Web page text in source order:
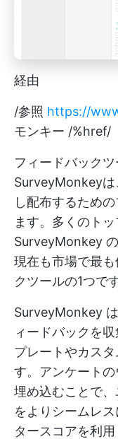
経由
/参照 https://
モンキー /%href/
フィードバック
SurveyMonkeyは
し配布するため
ます。多くのト
SurveyMonkey
現在も市場で最
クツールの1つです
SurveyMonkey
ィードバックを
プレートやカス
す。アンケート
埋め込むことで
をよりシームレ
タースコアを利